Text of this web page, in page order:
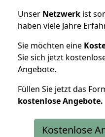
Unser Netzwerk ist
haben viele Jahre
Sie möchten eine
Sie sich jetzt
Angebote.
Füllen Sie jetzt das
kostenloseAngebote.
Kostenlose